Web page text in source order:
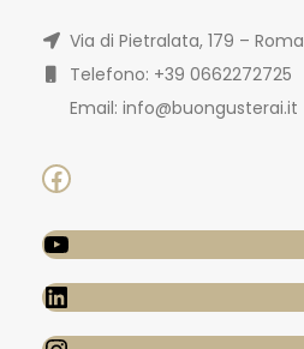
Via di Pietralata, 179 – Roma
Telefono: +39 0662272725
Email: info@buongusterai.it